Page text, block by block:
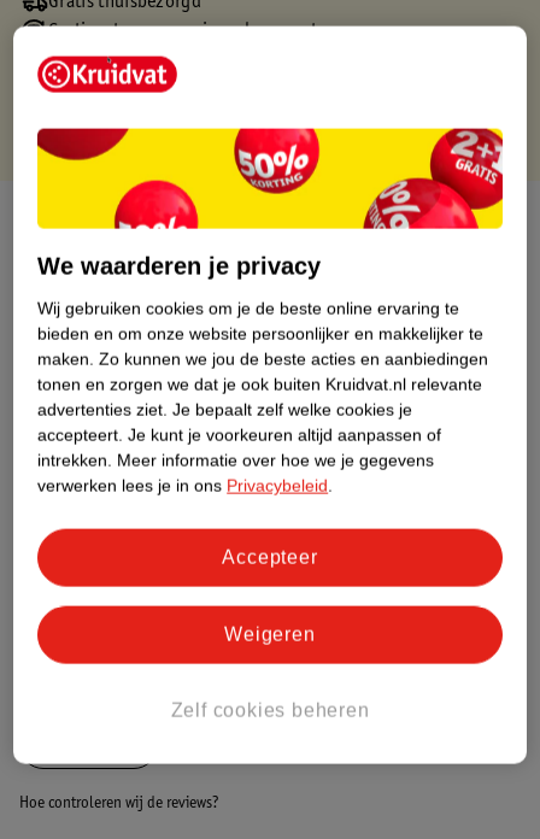
Gratis retourneren via verkooppartner.
Gratis punten met je Kruidvat kaart
Over dit product
Productinformatie
Etiketinformatie
Nature Impact Score
Dit product heeft (nog) geen Nature
Impact Score.
Bestel & Bezorginformatie
Hoe controleren wij de reviews?
We waarderen je privacy
Wij gebruiken cookies om je de beste online ervaring te
bieden en om onze website persoonlijker en makkelijker te
maken. Zo kunnen we jou de beste acties en aanbiedingen
tonen en zorgen we dat je ook buiten Kruidvat.nl relevante
advertenties ziet. Je bepaalt zelf welke cookies je
accepteert. Je kunt je voorkeuren altijd aanpassen of
intrekken. Meer informatie over hoe we je gegevens
verwerken lees je in ons Privacybeleid.
Zelf cookies beheren
Weigeren
Accepteer